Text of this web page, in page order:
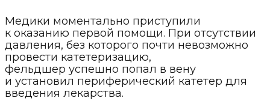
Медики моментально приступили
к оказанию первой помощи. При отсутствии
давления, без которого почти невозможно
провести катетеризацию,
фельдшер успешно попал в вену
и установил периферический катетер для
введения лекарства.